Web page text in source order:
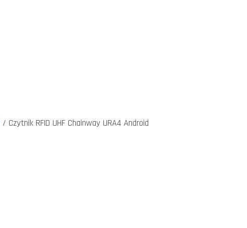
/ Czytnik RFID UHF Chainway URA4 Android